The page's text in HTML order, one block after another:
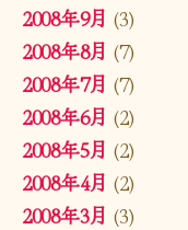
2008年9月 (3)
2008年8月 (7)
2008年7月 (7)
2008年6月 (2)
2008年5月 (2)
2008年4月 (2)
2008年3月 (3)